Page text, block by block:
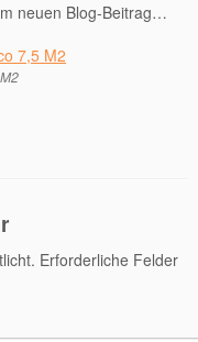
neuen Blog-Beitrag…
Erforderliche Felder